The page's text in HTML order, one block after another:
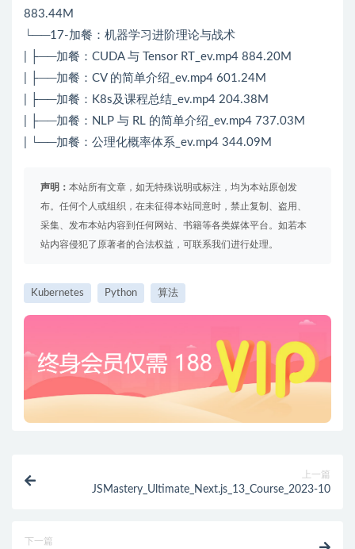
883.44M
└──17-加餐：机器学习进阶理论与战术
| ├──加餐：CUDA 与 Tensor RT_ev.mp4 884.20M
| ├──加餐：CV 的简单介绍_ev.mp4 601.24M
| ├──加餐：K8s及课程总结_ev.mp4 204.38M
| ├──加餐：NLP 与 RL 的简单介绍_ev.mp4 737.03M
| └──加餐：公理化概率体系_ev.mp4 344.09M
声明： 本站所有文章，如无特殊说明或标注，均为本站原创发
布。任何个人或组织，在未征得本站同意时，禁止复制、盗用、
采集、发布本站内容到任何网站、书籍等各类媒体平台。如若本
站内容侵犯了原著者的合法权益，可联系我们进行处理。
Kubernetes Python 算法
上一篇
JSMastery_Ultimate_Next.js_13_Course_2023-10
下一篇